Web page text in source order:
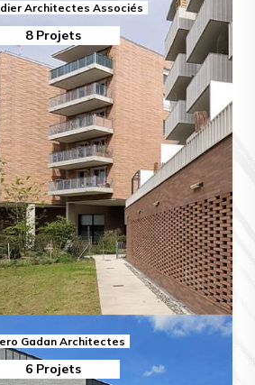
Architectes Associés
8 Projets
Gadan Architectes
6 Projets